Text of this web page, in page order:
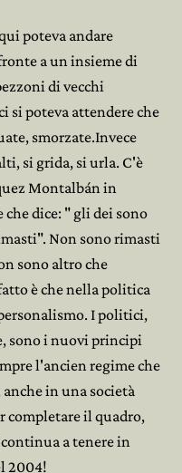
poteva andare
a un insieme di
di vecchi
si poteva attendere che
smorzate.Invece
si grida, si urla. C'è
Montalbán in
dice: " gli dei sono
Non sono rimasti
sono altro che
è che nella politica
I politici,
sono i nuovi principi
l'ancien regime che
in una società
completare il quadro,
a tenere in
2004!